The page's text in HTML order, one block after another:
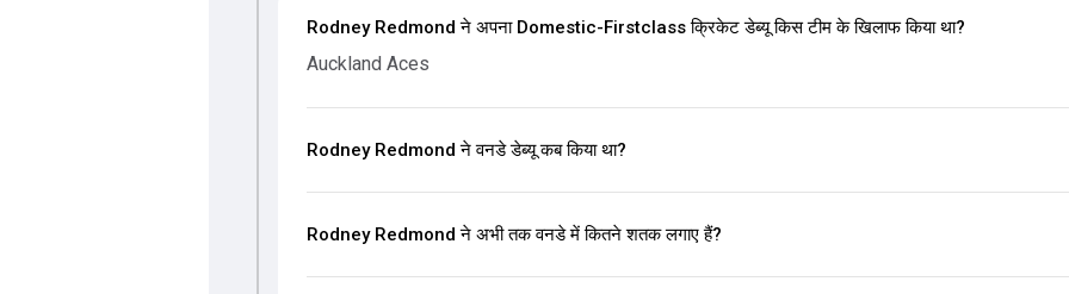
Rodney Redmond ने अपना Domestic-Firstclass क्रिकेट डेब्यू किस टीम के खिलाफ किया था?
Auckland Aces
Rodney Redmond ने वनडे डेब्यू कब किया था?
Rodney Redmond ने अभी तक वनडे में कितने शतक लगाए हैं?